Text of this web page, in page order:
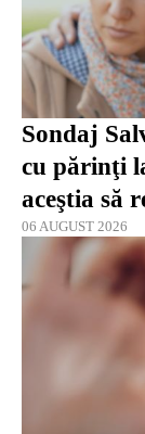
Sondaj
cu părinţi
aceştia să
06 AUGUST 2026